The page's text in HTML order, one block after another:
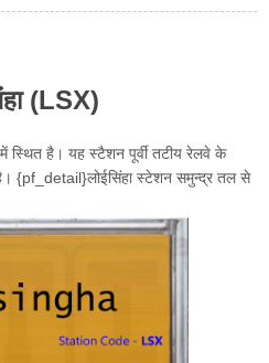
(LSX)
स्थित है। यह स्टैशन पूर्वी तटीय रेलवे के
है। {pf_detail}लोईसिंहा स्टेशन समुन्द्र तल से